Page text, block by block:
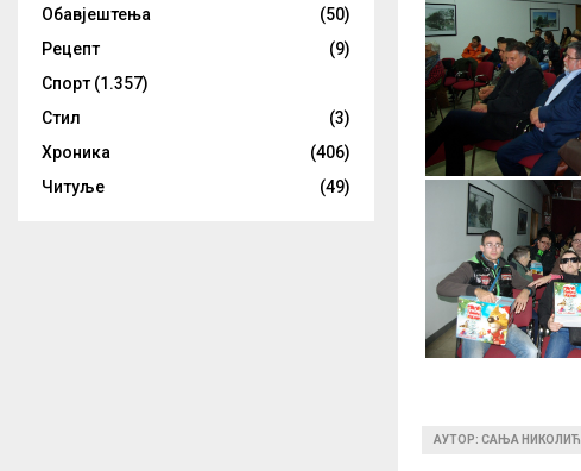
АУТОР: САЊА НИКОЛИЋ
Обавјештења
(50)
Рецепт
(9)
Спорт (1.357)
Стил
(3)
Хроника
(406)
Читуље
(49)